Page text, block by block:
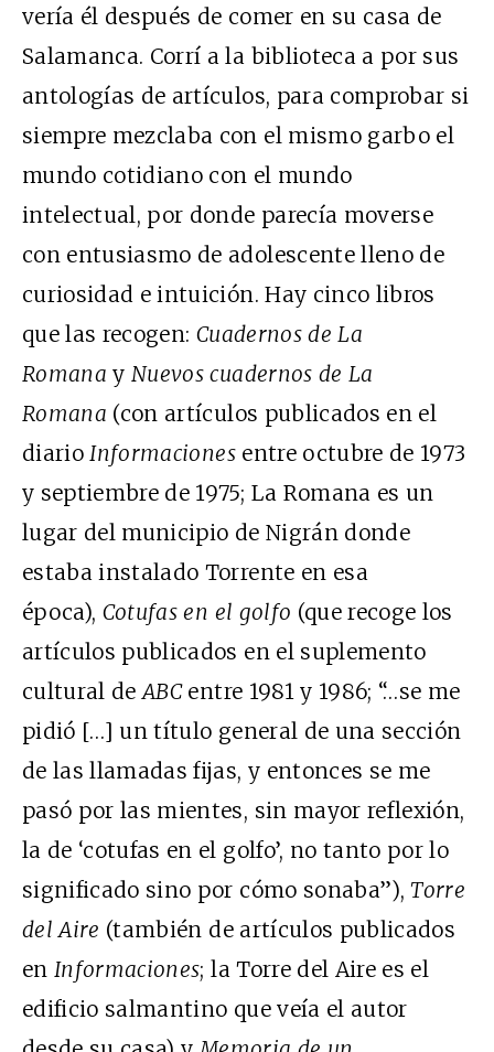
vería él después de comer en su casa de
Salamanca. Corrí a la biblioteca a por sus
antologías de artículos, para comprobar si
siempre mezclaba con el mismo garbo el
mundo cotidiano con el mundo
intelectual, por donde parecía moverse
con entusiasmo de adolescente lleno de
curiosidad e intuición. Hay cinco libros
que las recogen: Cuadernos de La
Romana yNuevos cuadernos de La
Romana (con artículos publicados en el
diario Informacionesentre octubre de 1973
y septiembre de 1975; La Romana es un
lugar del municipio de Nigrán donde
estaba instalado Torrente en esa
época), Cotufas en el golfo (que recoge los
artículos publicados en el suplemento
cultural deABCentre 1981 y 1986; “…se me
pidió […] un título general de una sección
de las llamadas fijas, y entonces se me
pasó por las mientes, sin mayor reflexión,
la de ‘cotufas en el golfo’, no tanto por lo
significado sino por cómo sonaba”),Torre
del Aire (también de artículos publicados
enInformaciones; la Torre del Aire es el
edificio salmantino que veía el autor